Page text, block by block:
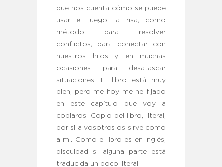
que nos cuenta cómo se puede
usar el juego, la risa, como
método para resolver
conflictos, para conectar con
nuestros hijos y en muchas
ocasiones para desatascar
situaciones. El libro está muy
bien, pero me hoy me he fijado
en este capítulo que voy a
copiaros. Copio del libro, literal,
por si a vosotros os sirve como
a mi. Como el libro es en inglés,
disculpad si alguna parte está
traducida un poco literal.